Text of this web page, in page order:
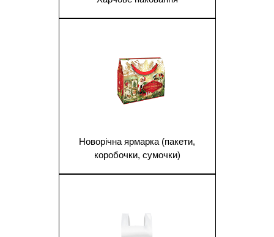
Новорічна ярмарка (пакети,
коробочки, сумочки)